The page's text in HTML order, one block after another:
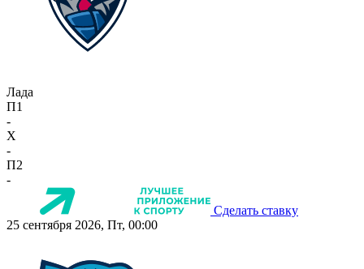
Лада
П1
-
X
-
П2
-
Сделать ставку
25 сентября 2026, Пт, 00:00